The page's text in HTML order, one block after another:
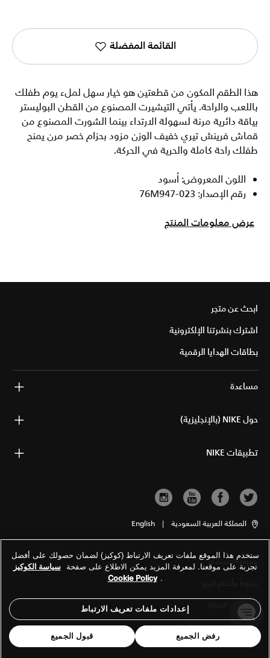
القائمة المفضلة
هذا الطقم المكون من قطعتين هو خيار سهل لملء يوم طفلك
باللعب والراحة. يأتي التيشيرت المصنوع من القطن البوليستر
بياقة دائرية مرنة لسهولة الارتداء بينما الشورت المصنوع من
قماش فرينش تيري خفيف الوزن مزود بحزام خصر مرن يمنح
طفلك راحة كاملة والحرية في الحركة.
اللون المعروض: أسود
رقم الإصدار: 76M947-023
عرض معلومات المنتج
ابحث عن متجر
اشترك بنشرتنا الإلكترونية
بطاقات الهدايا الرقمية
مساعدة
حول NIKE (بالإنجليزية)
تطبيقات NIKE
المملكة العربية السعودية |
English
شروط الاستخدام
معلومات الشركة
سياسة الخصوصية والكوكيز
ستخدم هذا الموقع ملفات تعريف الارتباط (كوكيز) لضمان حصولك على أفضل
تجربة على موقعنا. لمعرفة المزيد يمكن الاطلاع على صفحة سياسة الكوكيز
.
Cookie Policy
إعدادات ملفات تعريف الارتباط
رفض الجميع قبول الجميع